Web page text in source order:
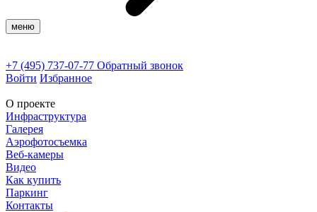
меню
+7 (495) 737-07-77 Обратный звонок
Войти Избранное
О проекте
Инфраструктура
Галерея
Аэрофотосъемка
Веб-камеры
Видео
Как купить
Паркинг
Контакты